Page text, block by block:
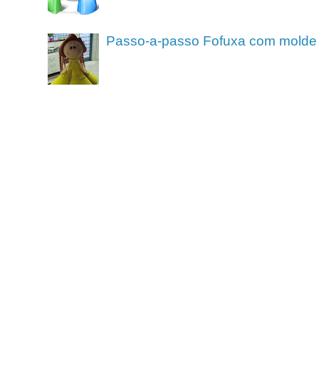
Passo-a-passo Fofuxa com molde